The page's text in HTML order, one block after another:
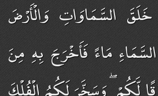
خَلَقَ السَّمَاوَاتِ وَالْأَرْضَ
مَاءً فَأَخْرَجَ بِهِ مِنَ